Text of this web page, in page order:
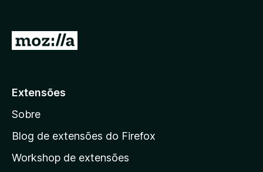
a
a
a
á
Extensões
Sobre
Blog de extensões do Firefox
Workshop de extensões